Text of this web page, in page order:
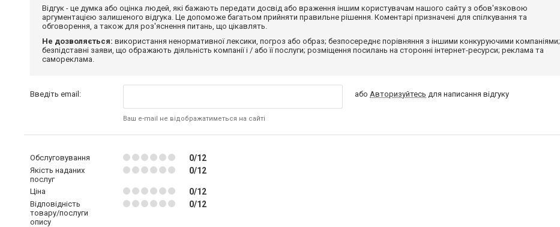
Відгук - це думка або оцінка людей, які бажають передати досвід або враження іншим користувачам нашого сайту з обов'язковою
аргументацією залишеного відгука. Це допоможе багатьом прийняти правильне рішення. Коментарі призначені для спілкування та
обговорення, а також для роз'яснення питань, що цікавлять.
Не дозволяється: використання ненормативної лексики, погроз або образ; безпосереднє порівняння з іншими конкуруючими компаніями;
безпідставні заяви, що ображають діяльність компанії і / або її послуги; розміщення посилань на сторонні інтернет-ресурси; реклама та
самореклама.
Введіть email:
Ваш e-mail не відображатиметься на сайті
абоАвторизуйтесь для написання відгуку
Обслуговування 0/12
Якість наданих
послуг
0/12
Ціна 0/12
Відповідність
товару/послуги
опису
0/12